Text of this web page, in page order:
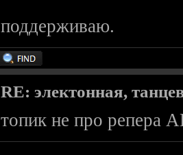
поддерживаю.
RE: электонная,
топик не про репера